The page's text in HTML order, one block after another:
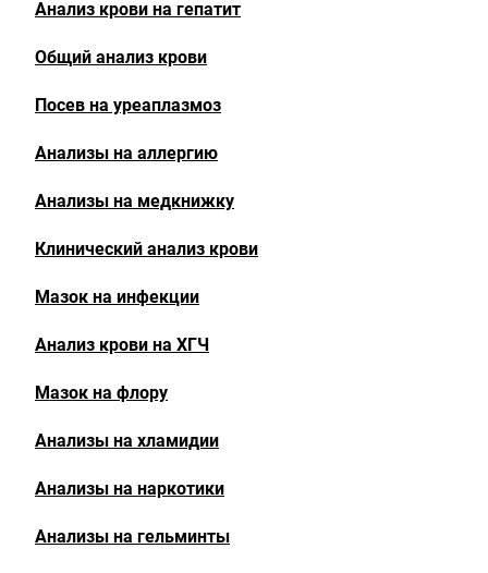
Анализ крови на гепатит
Общий анализ крови
Посев на уреаплазмоз
Анализы на аллергию
Анализы на медкнижку
Клинический анализ крови
Мазок на инфекции
Анализ крови на ХГЧ
Мазок на флору
Анализы на хламидии
Анализы на наркотики
Анализы на гельминты